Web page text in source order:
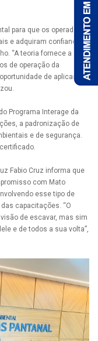
para que os operadores
e adquiram confiança
“A teoria fornece a base
de operação da
de aplicar
Programa Interage da
a padronização de
e de segurança.
Fabio Cruz informa que
com Mato
esse tipo de
capacitações. “O
de escavar, mas sim
e de todos a sua volta”,